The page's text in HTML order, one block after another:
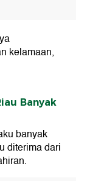
kelamaan,
Banyak
banyak
diterima dari